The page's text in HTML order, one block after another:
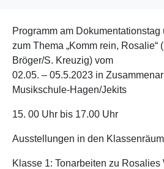
Programm am
zum Thema „Komm rein, Rosalie“
Bröger/S. Kreuzig) vom
02.05. – 05.5.2023 in
Musikschule-Hagen/Jekits
15. 00 Uhr bis 17.00 Uhr
Ausstellungen in den
Klasse 1: Tonarbeiten zu Rosalies